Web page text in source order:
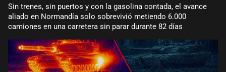
Sin trenes, sin puertos y con la gasolina contada, el avance
aliado en Normandía solo sobrevivió metiendo 6.000
camiones en una carretera sin parar durante 82 días